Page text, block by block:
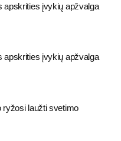
apskrities įvykių apžvalga
apskrities įvykių apžvalga
ryžosi laužti svetimo